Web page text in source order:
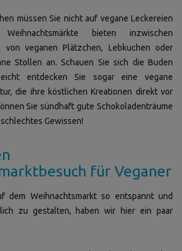
müssen Sie nicht auf vegane Leckereien
bieten inzwischen
von veganen Plätzchen, Lebkuchen oder
Stollen an. Schauen Sie sich die Buden
entdecken Sie sogar eine vegane
die ihre köstlichen Kreationen direkt vor
Sie sündhaft gute Schokoladenträume
Gewissen!
für Veganer
dem Weihnachtsmarkt so entspannt und
zu gestalten, haben wir hier ein paar